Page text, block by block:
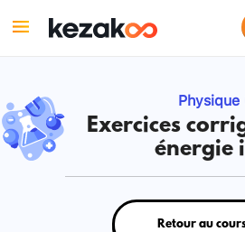
Exercices
énergie
Retour au